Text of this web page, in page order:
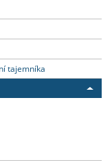
tajemníka